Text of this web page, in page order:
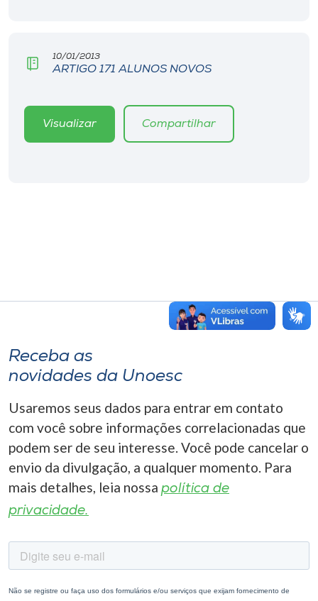
o idioma
10/01/2013
ARTIGO 171 ALUNOS NOVOS
Visualizar Compartilhar
Receba as
novidades da Unoesc
Usaremos seus dados para entrar em contato
com você sobre informações correlacionadas que
podem ser de seu interesse. Você pode cancelar o
envio da divulgação, a qualquer momento. Para
mais detalhes, leia nossa política de
privacidade.